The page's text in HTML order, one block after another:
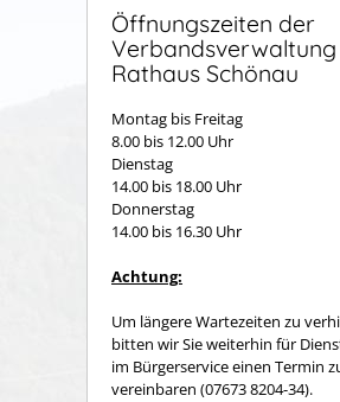
Öffnungszeiten der
Rathaus Schönau
Montag bis Freitag
8.00 bis 12.00 Uhr
Dienstag
14.00 bis 18.00 Uhr
Donnerstag
14.00 bis 16.30 Uhr
Achtung:
Um längere Wartezeiten zu
bitten wir Sie weiterhin für
im Bürgerservice einen Termin
vereinbaren (07673 8204-34).